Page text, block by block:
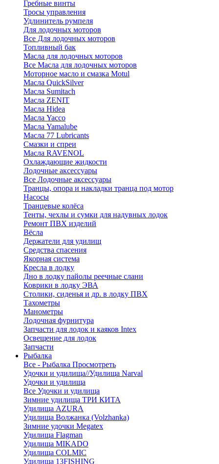
Гребные винты
Тросы управления
Удлинитель румпеля
Для лодочных моторов
Все Для лодочных моторов
Топливный бак
Масла для лодочных моторов
Все Масла для лодочных моторов
Моторное масло и смазка Motul
Масла QuickSilver
Масла Sumitach
Масла ZENIT
Масла Hidea
Масла Yacco
Масла Yamalube
Масла 77 Lubricants
Смазки и спреи
Масла RAVENOL
Охлаждающие жидкости
Лодочные аксессуары
Все Лодочные аксессуары
Транцы, опора и накладки транца под мотор
Насосы
Транцевые колёса
Тенты, чехлы и сумки для надувных лодок
Ремонт ПВХ изделий
Вёсла
Держатели для удилищ
Средства спасения
Якорная система
Кресла в лодку
Дно в лодку пайолы реечные слани
Коврики в лодку ЭВА
Столики, сиденья и др. в лодку ПВХ
Тахометры
Манометры
Лодочная фурнитура
Запчасти для лодок и каяков Intex
Освещение для лодок
Запчасти
Рыбалка
Все - Рыбалка Просмотреть
Удочки и удилища//Удилища Narval
Удочки и удилища
Все Удочки и удилища
Зимние удилища ТРИ КИТА
Удилища AZURA
Удилища Волжанка (Volzhanka)
Зимние удочки Megatex
Удилища Flagman
Удилища MIKADO
Удилища COLMIC
Удилища 13FISHING